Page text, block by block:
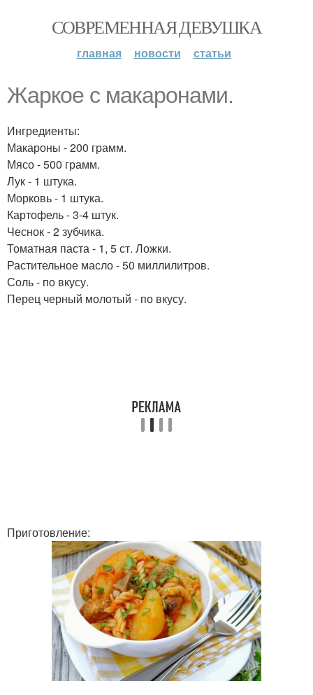
СОВРЕМЕННАЯ ДЕВУШКА
главная новости статьи
Жаркое с макаронами.
Ингредиенты:
Макароны - 200 грамм.
Мясо - 500 грамм.
Лук - 1 штука.
Морковь - 1 штука.
Картофель - 3-4 штук.
Чеснок - 2 зубчика.
Томатная паста - 1, 5 ст. Ложки.
Растительное масло - 50 миллилитров.
Соль - по вкусу.
Перец черный молотый - по вкусу.
Приготовление: